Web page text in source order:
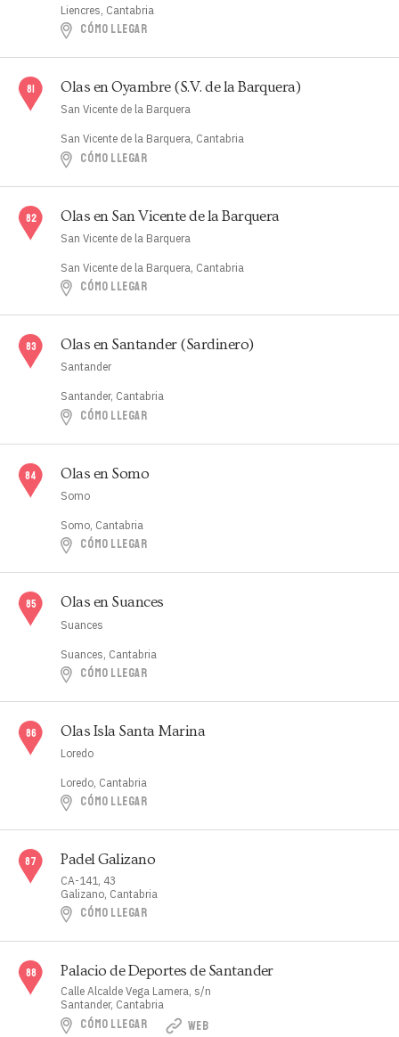
Liencres, Cantabria
CÓMO LLEGAR
Olas en Oyambre (S.V. de la Barquera)
San Vicente de la Barquera
San Vicente de la Barquera, Cantabria
CÓMO LLEGAR
Olas en San Vicente de la Barquera
San Vicente de la Barquera
San Vicente de la Barquera, Cantabria
CÓMO LLEGAR
Olas en Santander (Sardinero)
Santander
Santander, Cantabria
CÓMO LLEGAR
Olas en Somo
Somo
Somo, Cantabria
CÓMO LLEGAR
Olas en Suances
Suances
Suances, Cantabria
CÓMO LLEGAR
Olas Isla Santa Marina
Loredo
Loredo, Cantabria
CÓMO LLEGAR
Padel Galizano
CA-141, 43
Galizano, Cantabria
CÓMO LLEGAR
Palacio de Deportes de Santander
Calle Alcalde Vega Lamera, s/n
Santander, Cantabria
CÓMO LLEGAR WEB